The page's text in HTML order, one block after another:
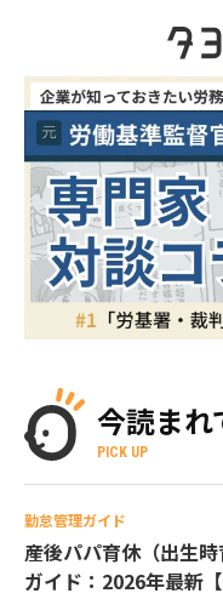
今読まれ
PICK UP
勤怠管理ガイド
産後パパ育休（出生
ガイド：2026年最新